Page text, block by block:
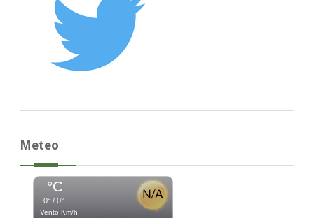
Meteo
°C
Vento Km/h
0° / 0°